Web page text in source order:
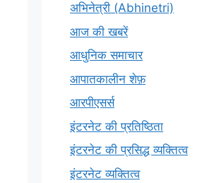
अभिनेत्री (Abhinetri)
आज की खबरें
आधुनिक समाचार
आपातकालीन शेफ़
आरपीएसर्स
इंटरनेट की प्रतिष्ठिता
इंटरनेट की प्रसिद्ध व्यक्तित्व
इंटरनेट व्यक्तित्व